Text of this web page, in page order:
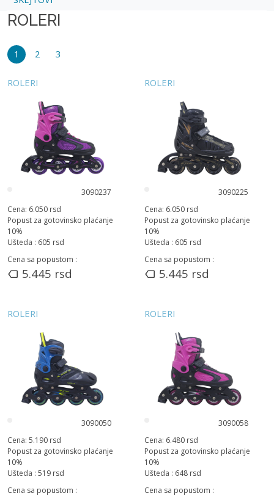
ROLERI
1 2 3
ROLERI
3090237
Cena: 6.050 rsd
Popust za gotovinsko plaćanje
10%
Ušteda : 605 rsd
Cena sa popustom :
5.445 rsd
ROLERI
3090225
Cena: 6.050 rsd
Popust za gotovinsko plaćanje
10%
Ušteda : 605 rsd
Cena sa popustom :
5.445 rsd
ROLERI
3090050
Cena: 5.190 rsd
Popust za gotovinsko plaćanje
10%
Ušteda : 519 rsd
Cena sa popustom :
ROLERI
3090058
Cena: 6.480 rsd
Popust za gotovinsko plaćanje
10%
Ušteda : 648 rsd
Cena sa popustom :